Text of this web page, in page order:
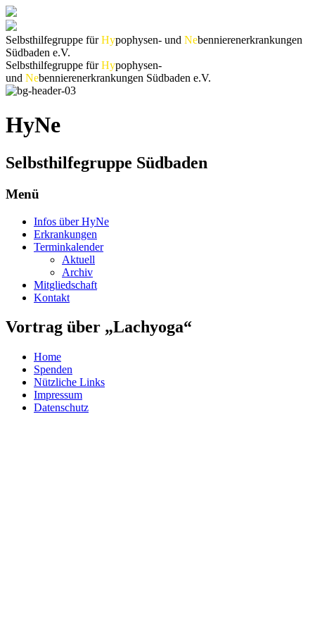
Selbsthilfegruppe fürHypophysen- und Nebennierenerkrankungen
Südbaden e.V.
Selbsthilfegruppe fürHypophysen-
und Nebennierenerkrankungen Südbaden e.V.
HyNe
Selbsthilfegruppe Südbaden
Menü
Infos über HyNe
Erkrankungen
Terminkalender
Aktuell
Archiv
Mitgliedschaft
Kontakt
Vortrag über „Lachyoga“
Home
Spenden
Nützliche Links
Impressum
Datenschutz